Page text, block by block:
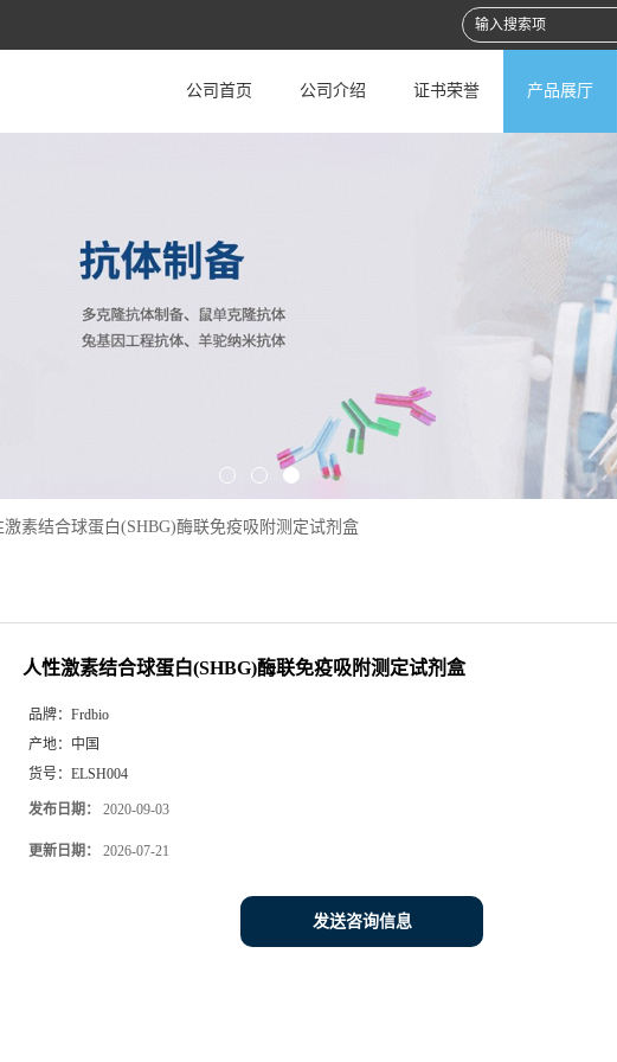
公司首页 公司介绍 证书荣誉 产品展厅
激素结合球蛋白(SHBG)酶联免疫吸附测定试剂盒
人性激素结合球蛋白(SHBG)酶联免疫吸附测定试剂盒
品牌： Frdbio
产地： 中国
货号： ELSH004
发布日期： 2020-09-03
更新日期： 2026-07-21
发送咨询信息